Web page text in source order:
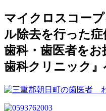
マイクロスコー
ル除去を行った
歯科・歯医者を
歯科クリニック